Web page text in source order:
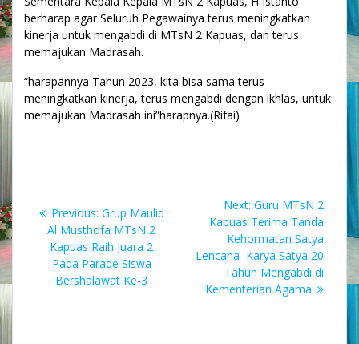
berharap agar Seluruh Pegawainya terus meningkatkan
kinerja untuk mengabdi di MTsN 2 Kapuas, dan terus
memajukan Madrasah.
“harapannya Tahun 2023, kita bisa sama terus
meningkatkan kinerja, terus mengabdi dengan ikhlas, untuk
memajukan Madrasah ini”harapnya.(Rifai)
posPrevious: Previous
post:
Grup Maulid
Al Musthofa MTsN 2
Kapuas Raih Juara 2
Pada Parade Siswa
Bershalawat Ke-3
Next: Next
post:
Guru MTsN 2
Kapuas Terima Tanda
Kehormatan Satya
Lencana Karya Satya 20
Tahun Mengabdi di
Kementerian Agama